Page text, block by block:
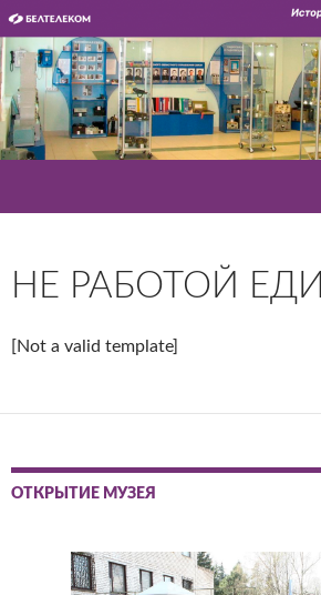
Перейти
к
содержимому
НЕ РАБОТОЙ
[Not a valid template]
ОТКРЫТИЕ МУЗЕЯ